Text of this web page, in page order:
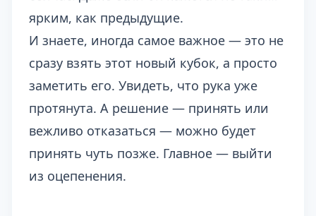
ярким, как предыдущие.
И знаете, иногда самое важное — это не
сразу взять этот новый кубок, а просто
заметить его. Увидеть, что рука уже
протянута. А решение — принять или
вежливо отказаться — можно будет
принять чуть позже. Главное — выйти
из оцепенения.